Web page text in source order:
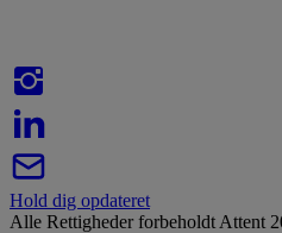
Hold dig opdateret
Alle Rettigheder forbeholdt Attent